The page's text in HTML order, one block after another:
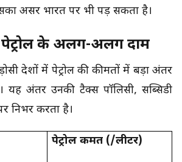
असर भारत पर भी पड़ सकता है।
पेट्रोल के अलग-अलग दाम
देशों में पेट्रोल की कीमतों में बड़ा अंतर
यह अंतर उनकी टैक्स पॉलिसी, सब्सिडी
निर्भर करता है।
पेट्रोल कीमत (₹/लीटर)